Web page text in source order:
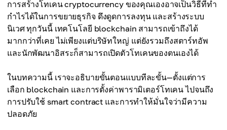
การสร้างโทเคน cryptocurrency ของคุณเองอาจเป็นวิธีที่ทำ
กำไรได้ในการขยายธุรกิจ ดึงดูดการลงทุน และสร้างระบบ
นิเวศ ทุกวันนี้ เทคโนโลยี blockchain สามารถเข้าถึงได้
มากกว่าที่เคย ไม่เพียงแต่บริษัทใหญ่ แต่ยังรวมถึงสตาร์ทอัพ
และนักพัฒนาอิสระก็สามารถเปิดตัวโทเคนของตนเองได้
ในบทความนี้ เราจะอธิบายขั้นตอนแบบทีละขั้น—ตั้งแต่การ
เลือก blockchain และการตั้งค่าพารามิเตอร์โทเคน ไปจนถึง
การปรับใช้ smart contract และการทำให้มั่นใจว่ามีความ
ปลอดภัย